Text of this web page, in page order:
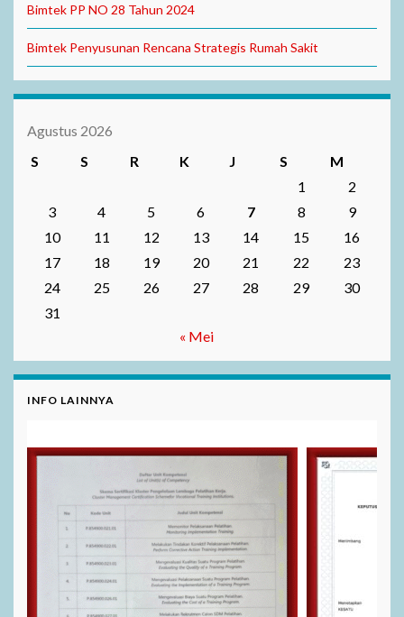
Bimtek PP NO 28 Tahun 2024
Bimtek Penyusunan Rencana Strategis Rumah Sakit
Agustus 2026
S
S R K J S
M
1
2
3
4 5 6 7 8
9
10
11 12 13 14 15
16
17
18 19 20 21 22
23
24
25 26 27 28 29
30
31
« Mei
INFO LAINNYA